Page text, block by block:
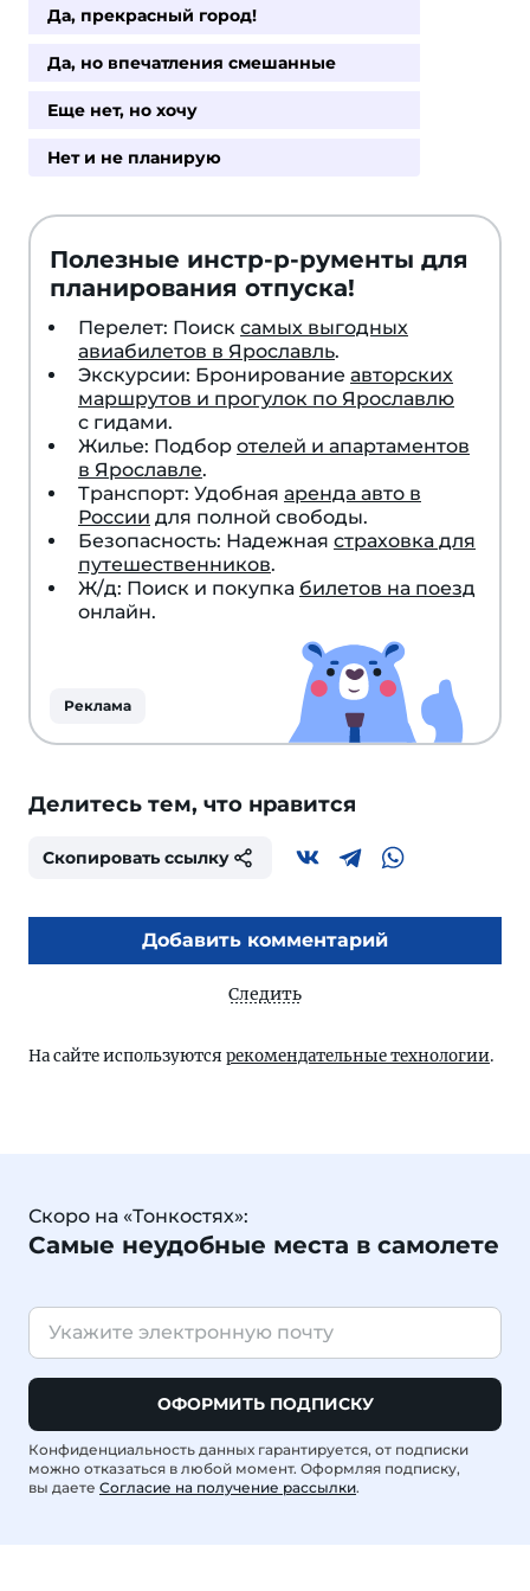
Да, прекрасный город!
Да, но впечатления смешанные
Еще нет, но хочу
Нет и не планирую
Полезные инстр-р-рументы для
планирования отпуска!
Перелет: Поиск самых выгодных
авиабилетов в Ярославль.
Экскурсии: Бронирование авторских
маршрутов и прогулок по Ярославлю
с гидами.
Жилье: Подбор отелей и апартаментов
в Ярославле.
Транспорт: Удобная аренда авто в
России для полной свободы.
Безопасность: Надежная страховка для
путешественников.
Ж/д: Поиск и покупка билетов на поезд
онлайн.
Реклама
Делитесь тем, что нравится
Скопировать ссылку
Добавить комментарий
Следить
На сайте используются рекомендательные технологии.
Скоро на «Тонкостях»:
Самые неудобные места в самолете
ОФОРМИТЬ ПОДПИСКУ
Конфиденциальность данных гарантируется, от подписки
можно отказаться в любой момент. Оформляя подписку,
вы даете Согласие на получение рассылки.